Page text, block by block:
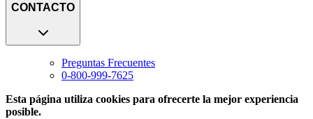
CONTACTO
Preguntas Frecuentes
0-800-999-7625
Esta página utiliza cookies para ofrecerte la mejor experiencia
posible.